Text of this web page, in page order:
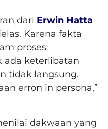
dari Erwin Hatta
Karena fakta
proses
ada keterlibatan
tidak langsung.
erron in persona,”
dakwaan yang